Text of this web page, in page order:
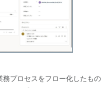
プロセスをフロー化したもの